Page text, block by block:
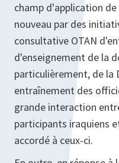
champ d'application
nouveau par des
consultative OTAN
d'enseignement de la
particulièrement, de
entraînement des
grande interaction
participants iraquiens
accordé à ceux-ci.